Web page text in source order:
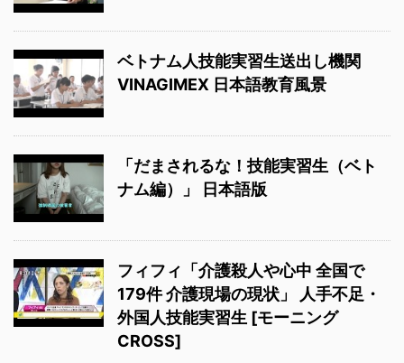
ベトナム人技能実習生送出し機関
VINAGIMEX 日本語教育風景
「だまされるな！技能実習生（ベト
ナム編）」 日本語版
フィフィ「介護殺人や心中 全国で
179件 介護現場の現状」 人手不足・
外国人技能実習生 [モーニング
CROSS]